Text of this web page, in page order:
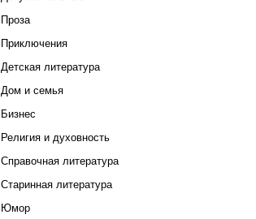
Проза
Приключения
Детская литература
Дом и семья
Бизнес
Религия и духовность
Справочная литература
Старинная литература
Юмор